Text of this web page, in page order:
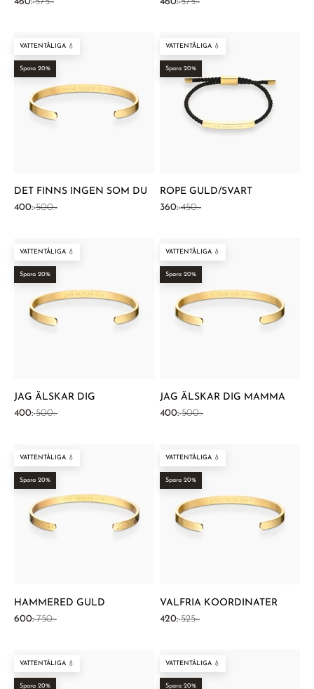
VATTENTÅLIGA 💧
Spara 20%
DET FINNS INGEN SOM DU
REA-pris
400:-Pris
500:-
VATTENTÅLIGA 💧
Spara 20%
ROPE GULD/SVART
REA-pris
360:-Pris
450:-
VATTENTÅLIGA 💧
Spara 20%
JAG ÄLSKAR DIG
REA-pris
400:-Pris
500:-
VATTENTÅLIGA 💧
Spara 20%
JAG ÄLSKAR DIG MAMMA
REA-pris
400:-Pris
500:-
VATTENTÅLIGA 💧
Spara 20%
HAMMERED GULD
REA-pris
600:-Pris
750:-
VATTENTÅLIGA 💧
Spara 20%
VALFRIA KOORDINATER
REA-pris
420:-Pris
525:-
VATTENTÅLIGA 💧
Spara 20%
VATTENTÅLIGA 💧
Spara 20%